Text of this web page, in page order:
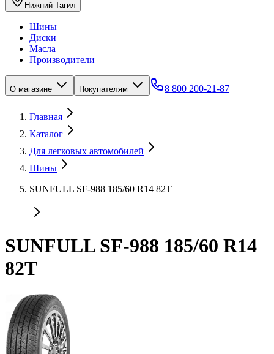
Нижний Тагил
Шины
Диски
Масла
Производители
О магазине Покупателям 8 800 200-21-87
Главная
Каталог
Для легковых автомобилей
Шины
SUNFULL SF-988 185/60 R14 82T
SUNFULL SF-988 185/60 R14
82T